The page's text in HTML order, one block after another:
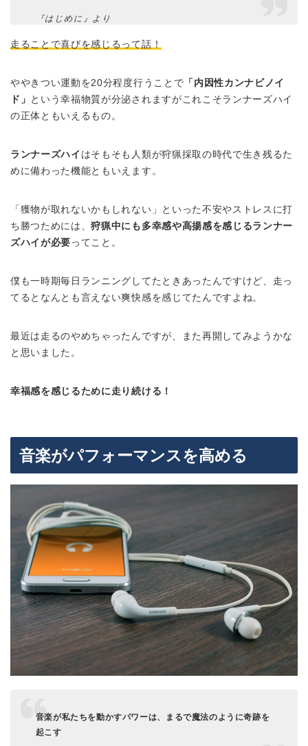
『はじめに』より
走ることで喜びを感じるって話！
ややきつい運動を20分程度行うことで 「内因性カンナビノイ
ド」 という幸福物質が分泌されますがこれこそランナーズハイ
の正体ともいえるもの。
ランナーズハイ はそもそも人類が狩猟採取の時代で生き残るた
めに備わった機能ともいえます。
「獲物が取れないかもしれない」といった不安やストレスに打
ち勝つためには、狩猟中にも多幸感や高揚感を感じるランナー
ズハイが必要 ってこと。
僕も一時期毎日ランニングしてたときあったんですけど、走っ
てるとなんとも言えない爽快感を感じてたんですよね。
最近は走るのやめちゃったんですが、また再開してみようかな
と思いました。
幸福感を感じるために走り続ける！
音楽がパフォーマンスを高める
音楽が私たちを動かすパワーは、まるで魔法のように奇跡を
起こす